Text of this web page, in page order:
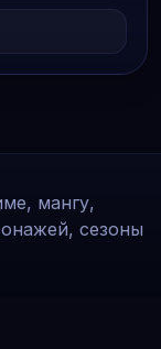
мангу,
сезоны